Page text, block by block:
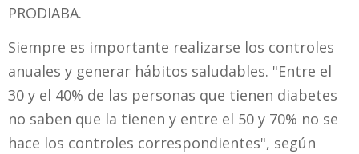
PRODIABA.
Siempre es importante realizarse los controles
anuales y generar hábitos saludables. "Entre el
30 y el 40% de las personas que tienen diabetes
no saben que la tienen y entre el 50 y 70% no se
hace los controles correspondientes", según